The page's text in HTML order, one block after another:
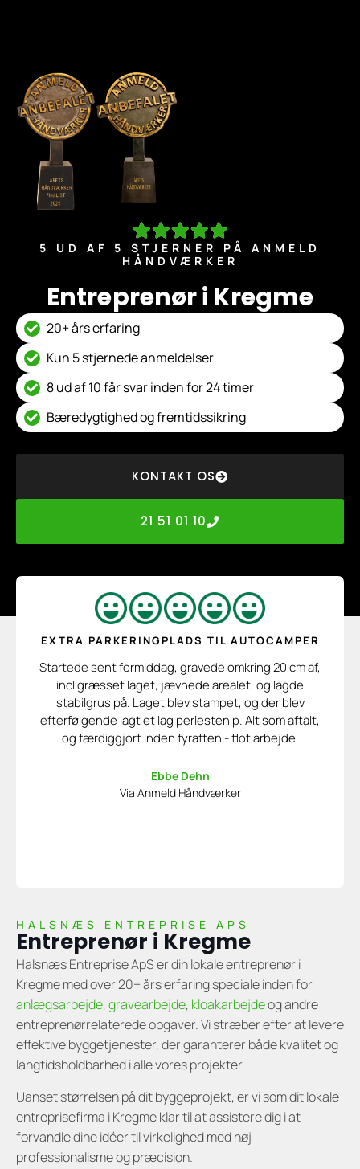
5 UD AF 5 STJERNER PÅ ANMELD
HÅNDVÆRKER
Entreprenør i Kregme
20+ års erfaring
Kun 5 stjernede anmeldelser
8 ud af 10 får svar inden for 24 timer
Bæredygtighed og fremtidssikring
KONTAKT OS
21 51 01 10
EXTRA PARKERINGPLADS TIL AUTOCAMPER
Startede sent formiddag, gravede omkring 20 cm af,
incl græsset laget, jævnede arealet, og lagde
stabilgrus på. Laget blev stampet, og der blev
efterfølgende lagt et lag perlesten p. Alt som aftalt,
og færdiggjort inden fyraften - flot arbejde.
Ebbe Dehn
Via Anmeld Håndværker
HALSNÆS ENTREPRISE APS
Entreprenør i Kregme
Halsnæs Entreprise ApS er din lokale entreprenør i
Kregme med over 20+ års erfaring speciale inden for
anlægsarbejde, gravearbejde, kloakarbejdeog andre
entreprenørrelaterede opgaver. Vi stræber efter at levere
effektive byggetjenester, der garanterer både kvalitet og
langtidsholdbarhed i alle vores projekter.
Uanset størrelsen på dit byggeprojekt, er vi som dit lokale
entreprisefirma i Kregme klar til at assistere dig i at
forvandle dine idéer til virkelighed med høj
professionalisme og præcision.